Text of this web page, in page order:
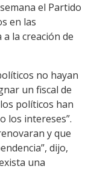
el Partido
en las
la creación de
no hayan
un fiscal de
políticos han
los intereses”.
y que
dijo,
una